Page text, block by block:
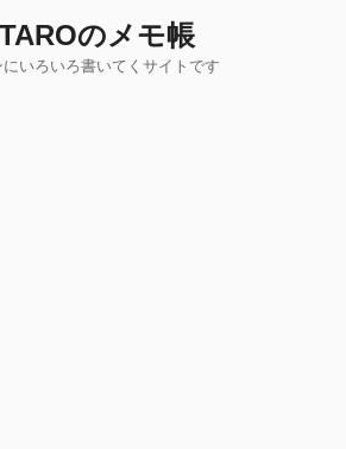
のメモ帳
いろいろ書いてくサイトです